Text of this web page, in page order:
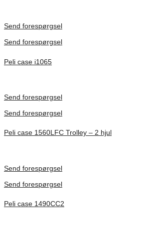
Send forespørgsel
Send forespørgsel
Peli case i1065
Send forespørgsel
Send forespørgsel
Peli case 1560LFC Trolley – 2 hjul
Send forespørgsel
Send forespørgsel
Peli case 1490CC2